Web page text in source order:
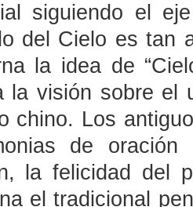
siguiendo el
del Cielo es tan
la idea de
la visión sobre el
chino. Los
de
la felicidad del
el tradicional